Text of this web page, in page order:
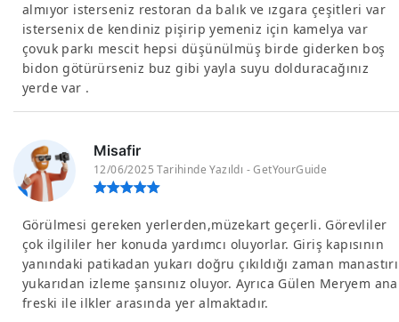
almıyor isterseniz restoran da balık ve ızgara çeşitleri var
istersenix de kendiniz pişirip yemeniz için kamelya var
çovuk parkı mescit hepsi düşünülmüş birde giderken boş
bidon götürürseniz buz gibi yayla suyu dolduracağınız
yerde var .
Misafir
12/06/2025 Tarihinde Yazıldı - GetYourGuide
Görülmesi gereken yerlerden,müzekart geçerli. Görevliler
çok ilgililer her konuda yardımcı oluyorlar. Giriş kapısının
yanındaki patikadan yukarı doğru çıkıldığı zaman manastırı
yukarıdan izleme şansınız oluyor. Ayrıca Gülen Meryem ana
freski ile ilkler arasında yer almaktadır.